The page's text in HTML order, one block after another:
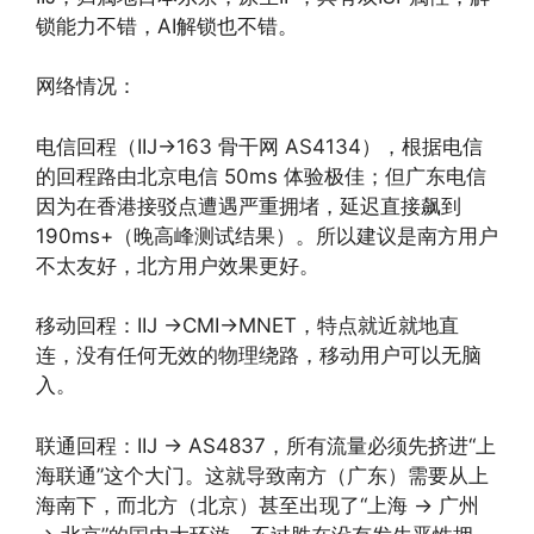
锁能力不错，AI解锁也不错。
网络情况：
电信回程（IIJ→163 骨干网 AS4134），根据电信
的回程路由北京电信 50ms 体验极佳；但广东电信
因为在香港接驳点遭遇严重拥堵，延迟直接飙到
190ms+（晚高峰测试结果）。所以建议是南方用户
不太友好，北方用户效果更好。
移动回程：IIJ →CMI→MNET，特点就近就地直
连，没有任何无效的物理绕路，移动用户可以无脑
入。
联通回程：IIJ → AS4837，所有流量必须先挤进“上
海联通”这个大门。这就导致南方（广东）需要从上
海南下，而北方（北京）甚至出现了“上海 → 广州